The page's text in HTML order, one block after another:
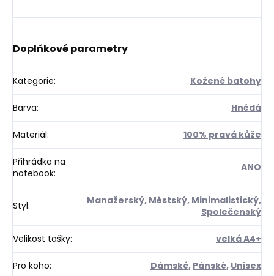
Doplňkové parametry
Kategorie: Kožené batohy
Barva: Hnědá
Materiál: 100% pravá kůže
Přihrádka na
notebook: ANO
Styl: Manažerský, Městský, Minimalistický,
Společenský
Velikost tašky: velká A4+
Pro koho: Dámské, Pánské, Unisex